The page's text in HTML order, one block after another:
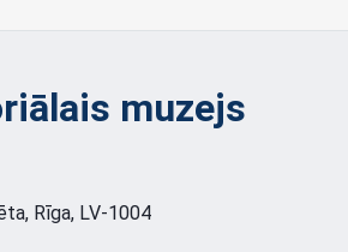
muzejs
Rīga, LV-1004